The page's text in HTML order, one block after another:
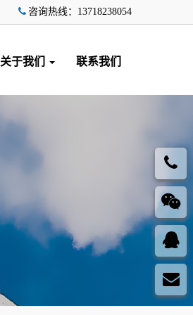
咨询热线：13718238054
关于我们 联系我们